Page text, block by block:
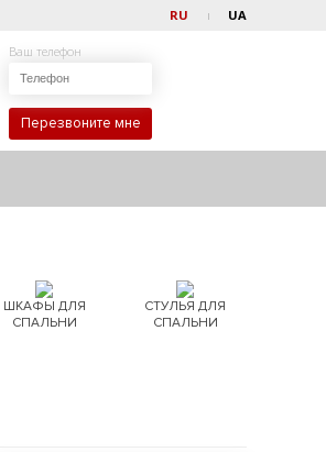
RU UA
Ваш телефон
Перезвоните мне
ШКАФЫ ДЛЯ
СПАЛЬНИ
СТУЛЬЯ ДЛЯ
СПАЛЬНИ